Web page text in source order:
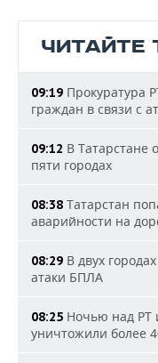
ЧИТАЙТЕ
09:19 Прокуратура
граждан в связи с
09:12 В Татарстане
пяти городах
08:38 Татарстан
аварийности на
08:29 В двух
атаки БПЛА
08:25 Ночью над РТ
уничтожили более